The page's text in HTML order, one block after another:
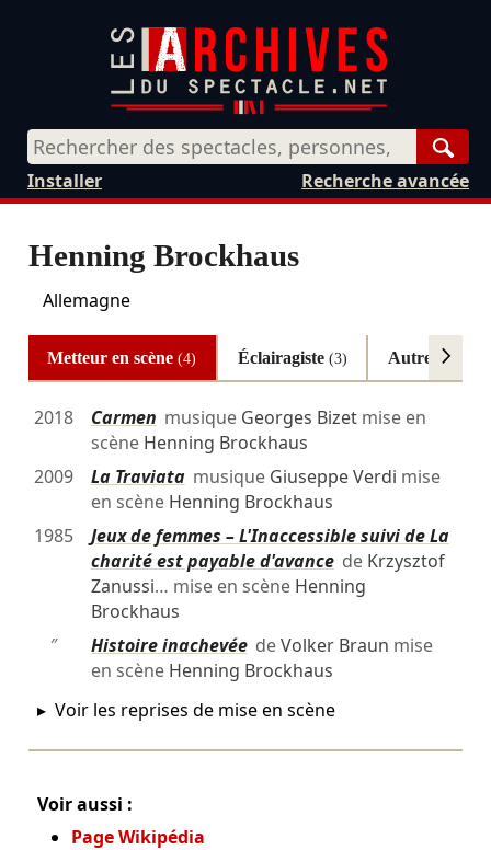
Recherche avancée
Installer
Henning Brockhaus
Allemagne
Metteur en scène(4) Éclairagiste (3) Autres(1)
2018 Carmen musique Georges Bizetmise en
scène Henning Brockhaus
2009
La Traviatamusique Giuseppe Verdi mise
en scène Henning Brockhaus
1985
Jeux de femmes – L'Inaccessible suivi de La
charité est payable d'avancede Krzysztof
Zanussi… mise en scène Henning
Brockhaus
″
Histoire inachevéedeVolker Braun mise
en scène Henning Brockhaus
Voir les reprises de mise en scène
Voir aussi :
Page Wikipédia